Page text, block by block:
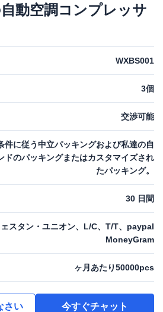
動空調コンプレッサ
WXBS001
3個
交渉可能
件に従う中立パッキングおよび私達の自
ドのパッキングまたはカスタマイズされ
たパッキング。
30 日間
スタン・ユニオン、L/C、T/T、paypal
MoneyGram
ヶ月あたり50000pcs
さい 今すぐチャット